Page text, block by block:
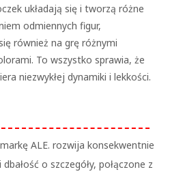
układają się i tworzą różne
odmiennych figur,
również na grę różnymi
To wszystko sprawia, że
niezwykłej dynamiki i lekkości.
ALE. rozwija konsekwentnie
o szczegóły, połączone z